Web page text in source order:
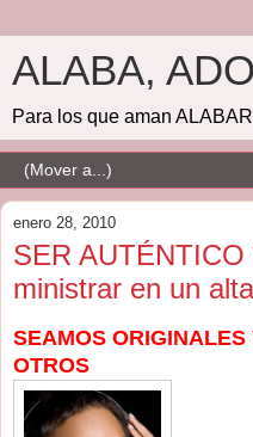
ALABA,
Para los que aman
enero 28, 2010
SER AUTÉNTICO
ministrar en un
SEAMOS
OTROS